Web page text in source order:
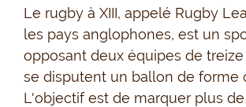
Le rugby à XIII, appelé Rugby
les pays anglophones, est un
opposant deux équipes de
se disputent un ballon de forme
L'objectif est de marquer plus